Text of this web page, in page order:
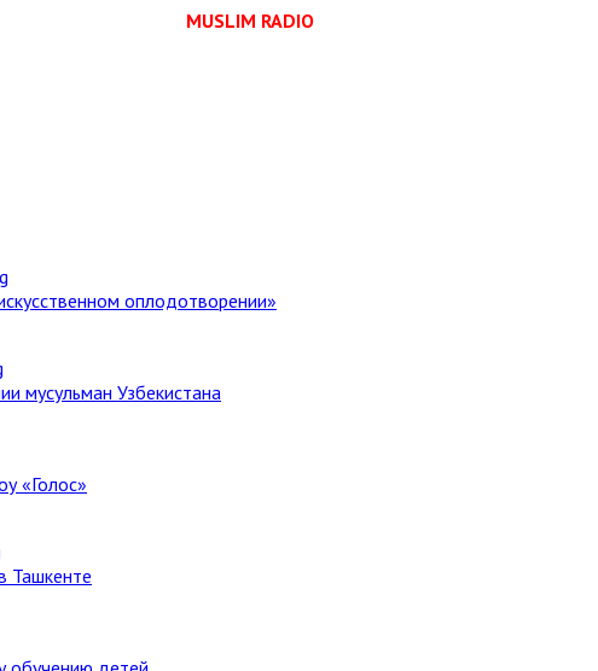
MUSLIM RADIO
оплодотворении»
мусульман Узбекистана
«Голос»
Ташкенте